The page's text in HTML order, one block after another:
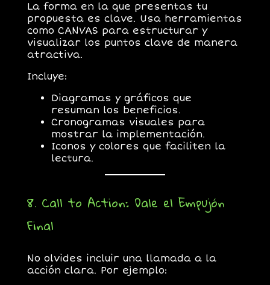
La forma en la que presentas tu
propuesta es clave. Usa herramientas
como CANVAS para estructurar y
visualizar los puntos clave de manera
atractiva.
Incluye:
Diagramas y gráficos que
resuman los beneficios.
Cronogramas visuales para
mostrar la implementación.
Iconos y colores que faciliten la
lectura.
8. Call to Action: Dale el Empujón
Final
No olvides incluir una llamada a la
acción clara. Por ejemplo: